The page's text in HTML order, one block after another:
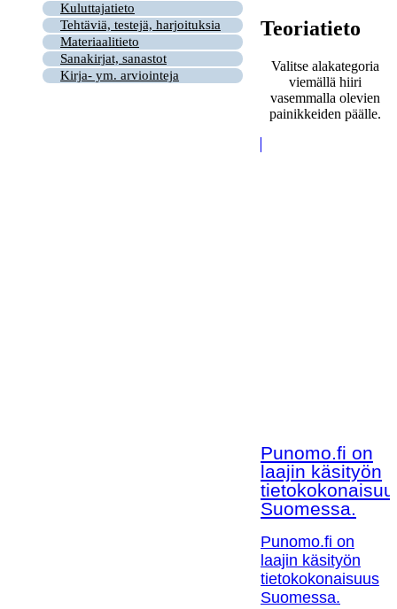
Kuluttajatieto
Tehtäviä, testejä, harjoituksia
Materiaalitieto
Sanakirjat, sanastot
Kirja- ym. arviointeja
Teoriatieto
Valitse alakategoria
viemällä hiiri
vasemmalla olevien
painikkeiden päälle.
Punomo.fi on
laajin käsityön
Suomessa.
Punomo.fi on
laajin käsityön
tietokokonaisuus
Suomessa.